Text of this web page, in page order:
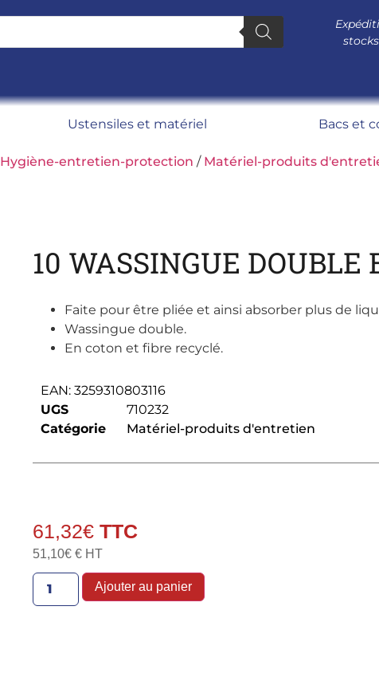
Ustensiles et matériel Bacs et
Hygiène-entretien-protection / Matériel-produits
10 WASSINGUE DOUBLE
Faite pour être pliée et ainsi absorber plus de
Wassingue double.
En coton et fibre recyclé.
EAN: 3259310803116
UGS
710232
Catégorie
Matériel-produits d'entretien
61,32€
51,10€€ HT
Ajouter au panier